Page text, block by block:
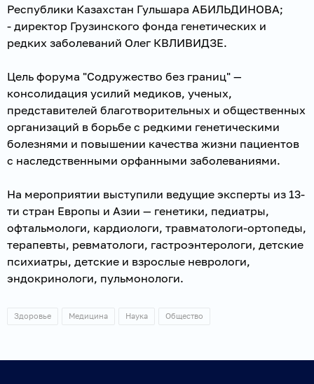
Республики Казахстан Гульшара АБИЛЬДИНОВА;
- директор Грузинского фонда генетических и
редких заболеваний Олег КВЛИВИДЗЕ.
Цель форума "Содружество без границ" —
консолидация усилий медиков, ученых,
представителей благотворительных и общественных
организаций в борьбе с редкими генетическими
болезнями и повышении качества жизни пациентов
с наследственными орфанными заболеваниями.
На мероприятии выступили ведущие эксперты из 13-
ти стран Европы и Азии — генетики, педиатры,
офтальмологи, кардиологи, травматологи-ортопеды,
терапевты, ревматологи, гастроэнтерологи, детские
психиатры, детские и взрослые неврологи,
эндокринологи, пульмонологи.
Здоровье Медицина Наука Общество